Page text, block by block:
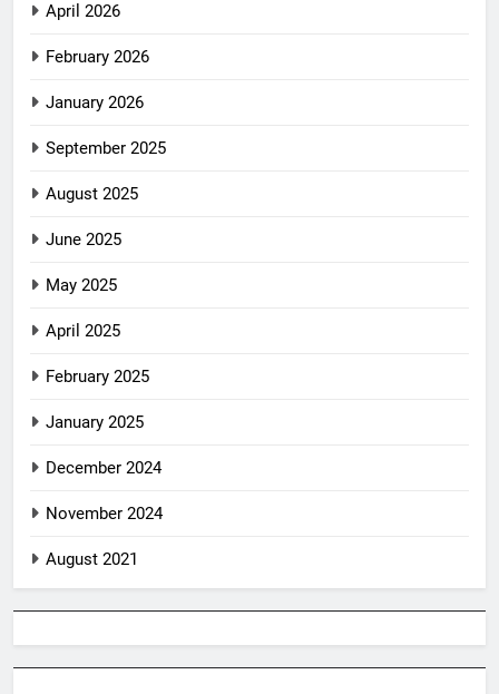
April 2026
February 2026
January 2026
September 2025
August 2025
June 2025
May 2025
April 2025
February 2025
January 2025
December 2024
November 2024
August 2021